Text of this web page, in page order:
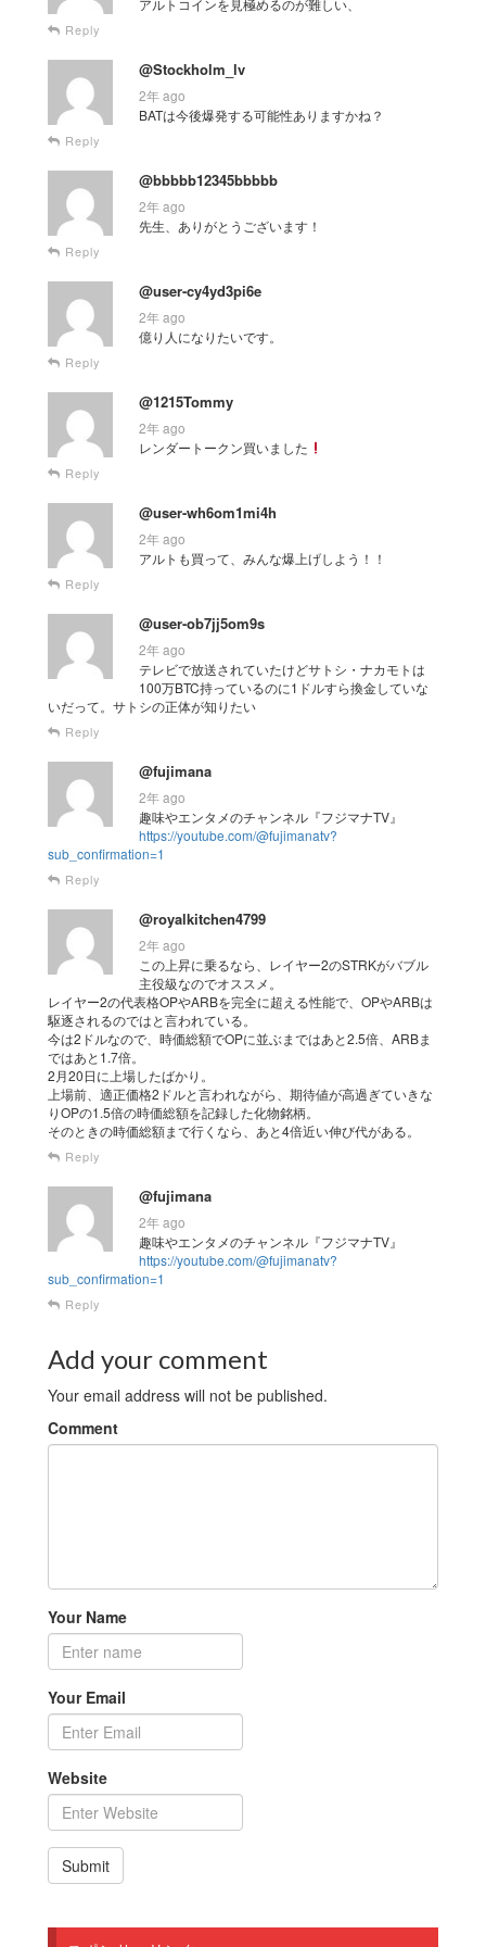
Reply
@Stockholm_lv
2年 ago
BATは今後爆発する可能性ありますかね？
Reply
@bbbbb12345bbbbb
2年 ago
先生、ありがとうございます！
Reply
@user-cy4yd3pi6e
2年 ago
億り人になりたいです。
Reply
@1215Tommy
2年 ago
レンダートークン買いました
Reply
@user-wh6om1mi4h
2年 ago
アルトも買って、みんな爆上げしよう！！
Reply
@user-ob7jj5om9s
2年 ago
テレビで放送されていたけどサトシ・ナカモトは
100万BTC持っているのに1ドルすら換金していな
いだって。サトシの正体が知りたい
Reply
@fujimana
2年 ago
趣味やエンタメのチャンネル『フジマナTV』
https://youtube.com/@fujimanatv?
sub_confirmation=1
Reply
@royalkitchen4799
2年 ago
この上昇に乗るなら、レイヤー2のSTRKがバブル
主役級なのでオススメ。
レイヤー2の代表格OPやARBを完全に超える性能で、OPやARBは
駆逐されるのではと言われている。
今は2ドルなので、時価総額でOPに並ぶまではあと2.5倍、ARBま
ではあと1.7倍。
2月20日に上場したばかり。
上場前、適正価格2ドルと言われながら、期待値が高過ぎていきな
りOPの1.5倍の時価総額を記録した化物銘柄。
そのときの時価総額まで行くなら、あと4倍近い伸び代がある。
Reply
@fujimana
2年 ago
趣味やエンタメのチャンネル『フジマナTV』
https://youtube.com/@fujimanatv?
sub_confirmation=1
Reply
Add your comment
Your email address will not be published.
Comment
Your Name
Your Email
Website